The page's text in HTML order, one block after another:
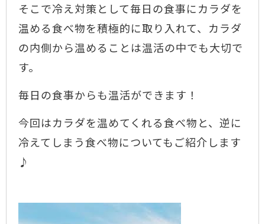
そこで冷え対策として毎日の食事にカラダを
温める食べ物を積極的に取り入れて、カラダ
の内側から温めることは温活の中でも大切で
す。
毎日の食事からも温活ができます！
今回はカラダを温めてくれる食べ物と、逆に
冷えてしまう食べ物についてもご紹介します
♪